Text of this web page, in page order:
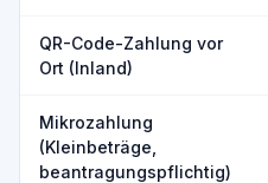
QR-Code-Zahlung vor
Ort (Inland)
Mikrozahlung
(Kleinbeträge,
beantragungspflichtig)